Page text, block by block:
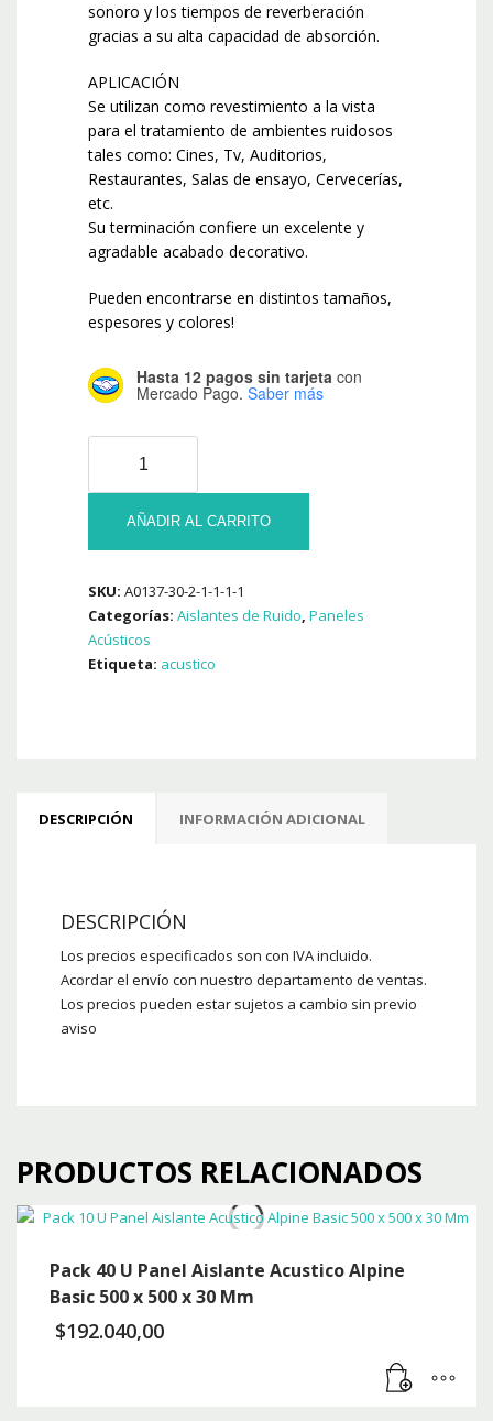
sonoro y los tiempos de reverberación
gracias a su alta capacidad de absorción.
APLICACIÓN
Se utilizan como revestimiento a la vista
para el tratamiento de ambientes ruidosos
tales como: Cines, Tv, Auditorios,
Restaurantes, Salas de ensayo, Cervecerías,
etc.
Su terminación confiere un excelente y
agradable acabado decorativo.
Pueden encontrarse en distintos tamaños,
espesores y colores!
Hasta 12 pagos sin tarjeta con
Mercado Pago. Saber más
U
Panel
Saw
Basic
500
x
AÑADIR AL CARRITO
SKU: A0137-30-2-1-1-1-1
Categorías: Aislantes de Ruido, Paneles
Acústicos
Etiqueta: acustico
DESCRIPCIÓN INFORMACIÓN ADICIONAL
DESCRIPCIÓN
Los precios especificados son con IVA incluido.
Acordar el envío con nuestro departamento de ventas.
Los precios pueden estar sujetos a cambio sin previo
aviso
PRODUCTOS RELACIONADOS
Pack 40 U Panel Aislante Acustico Alpine
Basic 500 x 500 x 30 Mm
$192.040,00